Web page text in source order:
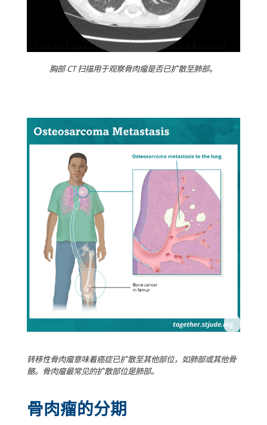
胸部 CT 扫描用于观察骨肉瘤是否已扩散至肺部。
转移性骨肉瘤意味着癌症已扩散至其他部位，如肺部或其他骨
骼。骨肉瘤最常见的扩散部位是肺部。
骨肉瘤的分期